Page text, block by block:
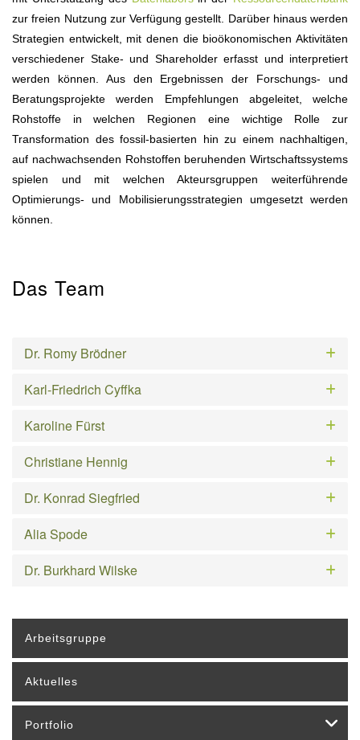
zur freien Nutzung zur Verfügung gestellt. Darüber hinaus werden
Strategien entwickelt, mit denen die bioökonomischen Aktivitäten
verschiedener Stake- und Shareholder erfasst und interpretiert
werden können. Aus den Ergebnissen der Forschungs- und
Beratungsprojekte werden Empfehlungen abgeleitet, welche
Rohstoffe in welchen Regionen eine wichtige Rolle zur
Transformation des fossil-basierten hin zu einem nachhaltigen,
auf nachwachsenden Rohstoffen beruhenden Wirtschaftssystems
spielen und mit welchen Akteursgruppen weiterführende
Optimierungs- und Mobilisierungsstrategien umgesetzt werden
können.
Das Team
Dr. Romy Brödner
Karl-Friedrich Cyffka
Karoline Fürst
Christiane Hennig
Dr. Konrad Siegfried
Alia Spode
Dr. Burkhard Wilske
Arbeitsgruppe
Aktuelles
Portfolio